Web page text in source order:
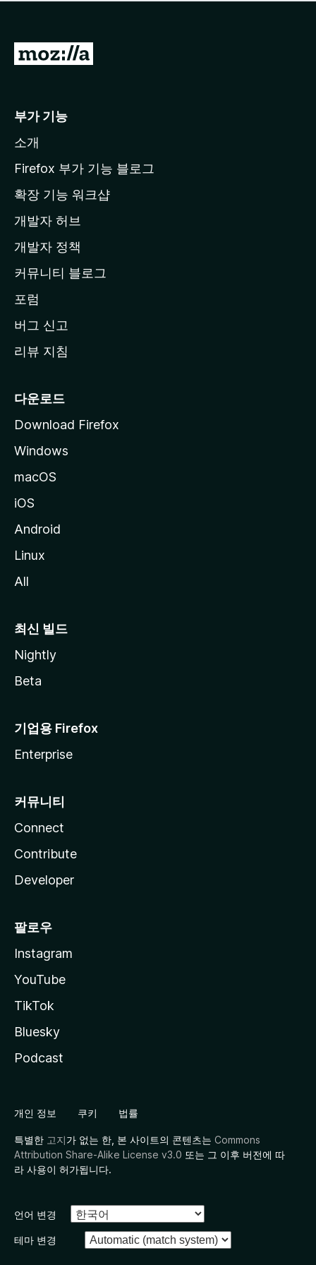
점
습
니
M
l
a
페
이
지
이
동
부가 기능
소개
Firefox 부가 기능 블로그
확장 기능 워크샵
개발자 허브
개발자 정책
커뮤니티 블로그
포럼
버그 신고
리뷰 지침
다운로드
Download Firefox
Windows
macOS
iOS
Android
Linux
All
최신 빌드
Nightly
Beta
기업용 Firefox
Enterprise
커뮤니티
Connect
Contribute
Developer
팔로우
Instagram
YouTube
TikTok
Bluesky
Podcast
개인 정보 쿠키 법률
특별한 고지가 없는 한, 본 사이트의 콘텐츠는 Commons
Attribution Share-Alike License v3.0 또는 그 이후 버전에 따
라 사용이 허가됩니다.
언어 변경
테마 변경